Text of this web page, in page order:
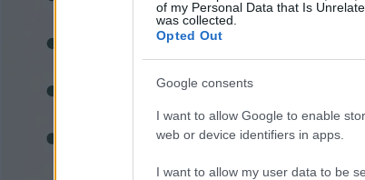
of my Personal Data that Is
was collected.
Opted Out
Google consents
I want to allow Google to enable
web or device identifiers in apps.
I want to allow my user data to be